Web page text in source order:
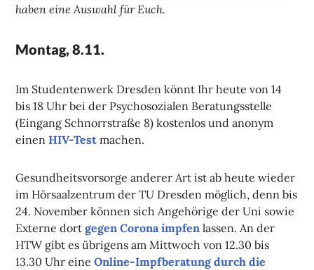
haben eine Auswahl für Euch.
Montag, 8.11.
Im Studentenwerk Dresden könnt Ihr heute von 14
bis 18 Uhr bei der Psychosozialen Beratungsstelle
(Eingang Schnorrstraße 8) kostenlos und anonym
einenHIV-Test machen.
Gesundheitsvorsorge anderer Art ist ab heute wieder
im Hörsaalzentrum der TU Dresden möglich, denn bis
24. November können sich Angehörige der Uni sowie
Externe dortgegen Corona impfen lassen. An der
HTW gibt es übrigens am Mittwoch von 12.30 bis
13.30 Uhr eineOnline-Impfberatung durch die